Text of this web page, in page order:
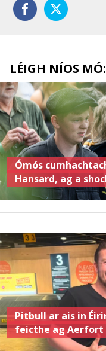
LÉIGH NÍOS
Ómós
Hansard, ag a
Pitbull ar ais in
feicthe ag Aerfort